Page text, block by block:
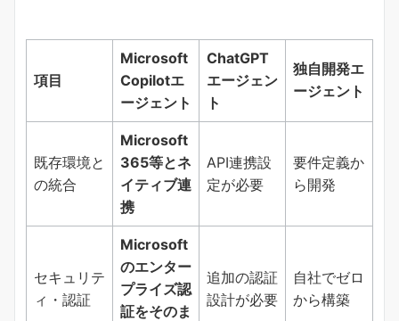
項目
Microsoft
Copilotエ
ージェント
ChatGPT
エージェン
ト
独自開発エ
ージェント
既存環境と
の統合
Microsoft
365等とネ
イティブ連
携
API連携設
定が必要
要件定義か
ら開発
セキュリテ
ィ・認証
Microsoft
のエンター
プライズ認
証をそのま
追加の認証
設計が必要
自社でゼロ
から構築